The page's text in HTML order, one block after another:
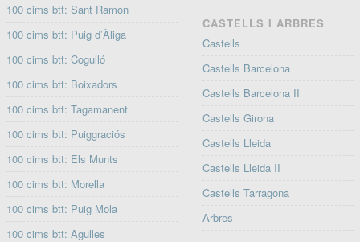
100 cims btt: Sant Ramon
100 cims btt: Puig d’Àliga
100 cims btt: Cogulló
100 cims btt: Boixadors
100 cims btt: Tagamanent
100 cims btt: Puiggraciós
100 cims btt: Els Munts
100 cims btt: Morella
100 cims btt: Puig Mola
100 cims btt: Agulles
CASTELLS I ARBRES
Castells
Castells Barcelona
Castells Barcelona II
Castells Girona
Castells Lleida
Castells Lleida II
Castells Tarragona
Arbres